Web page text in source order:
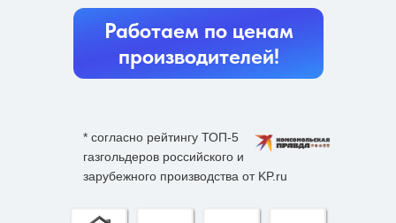
* согласно рейтингу ТОП-5
газгольдеров российского и
зарубежного производства от KP.ru
Работаем по ценам
производителей!